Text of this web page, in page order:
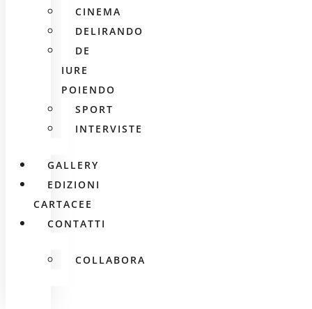
CINEMA
DELIRANDO
DE
IURE
POIENDO
SPORT
INTERVISTE
GALLERY
EDIZIONI
CARTACEE
CONTATTI
COLLABORA